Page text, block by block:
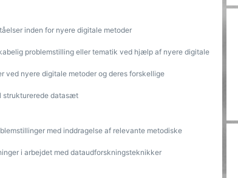
inden for nyere digitale metoder
problemstilling eller tematik ved hjælp af nyere digitale
ved nyere digitale metoder og deres forskellige
strukturerede datasæt
med inddragelse af relevante metodiske
i arbejdet med dataudforskningsteknikker